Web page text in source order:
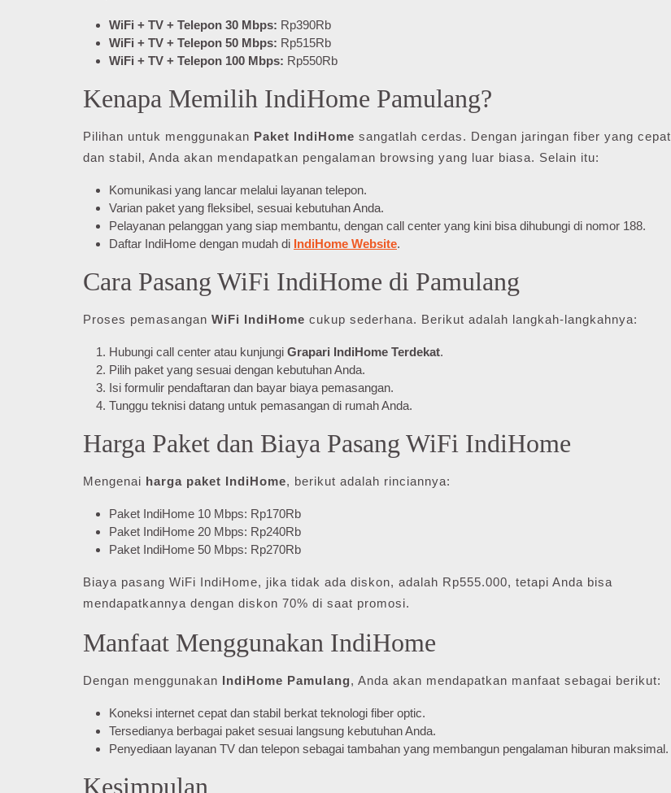
WiFi + TV + Telepon 30 Mbps: Rp390Rb
WiFi + TV + Telepon 50 Mbps: Rp515Rb
WiFi + TV + Telepon 100 Mbps: Rp550Rb
Kenapa Memilih IndiHome Pamulang?
Pilihan untuk menggunakan Paket IndiHome sangatlah cerdas. Dengan jaringan fiber yang cepat
dan stabil, Anda akan mendapatkan pengalaman browsing yang luar biasa. Selain itu:
Komunikasi yang lancar melalui layanan telepon.
Varian paket yang fleksibel, sesuai kebutuhan Anda.
Pelayanan pelanggan yang siap membantu, dengan call center yang kini bisa dihubungi di nomor 188.
Daftar IndiHome dengan mudah di IndiHome Website.
Cara Pasang WiFi IndiHome di Pamulang
Proses pemasangan WiFi IndiHome cukup sederhana. Berikut adalah langkah-langkahnya:
Hubungi call center atau kunjungi Grapari IndiHome Terdekat.
Pilih paket yang sesuai dengan kebutuhan Anda.
Isi formulir pendaftaran dan bayar biaya pemasangan.
Tunggu teknisi datang untuk pemasangan di rumah Anda.
Harga Paket dan Biaya Pasang WiFi IndiHome
Mengenai harga paket IndiHome, berikut adalah rinciannya:
Paket IndiHome 10 Mbps: Rp170Rb
Paket IndiHome 20 Mbps: Rp240Rb
Paket IndiHome 50 Mbps: Rp270Rb
Biaya pasang WiFi IndiHome, jika tidak ada diskon, adalah Rp555.000, tetapi Anda bisa
mendapatkannya dengan diskon 70% di saat promosi.
Manfaat Menggunakan IndiHome
Dengan menggunakan IndiHome Pamulang, Anda akan mendapatkan manfaat sebagai berikut:
Koneksi internet cepat dan stabil berkat teknologi fiber optic.
Tersedianya berbagai paket sesuai langsung kebutuhan Anda.
Penyediaan layanan TV dan telepon sebagai tambahan yang membangun pengalaman hiburan maksimal.
Kesimpulan